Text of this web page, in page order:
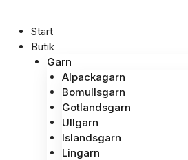
Start
Butik
Garn
Alpackagarn
Bomullsgarn
Gotlandsgarn
Ullgarn
Islandsgarn
Lingarn